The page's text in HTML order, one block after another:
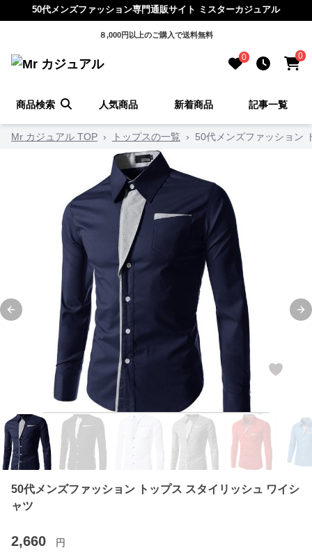
50代メンズファッション専門通販サイト ミスターカジュアル
８,000円以上のご購入で送料無料
0 0
商品検索 人気商品 新着商品 記事一覧
Mr カジュアル TOP › トップスの一覧 › 50代メンズファッション
Previous slide
50代メンズファッション トップス スタイリッシュ ワイシ
ャツ
2,660 円